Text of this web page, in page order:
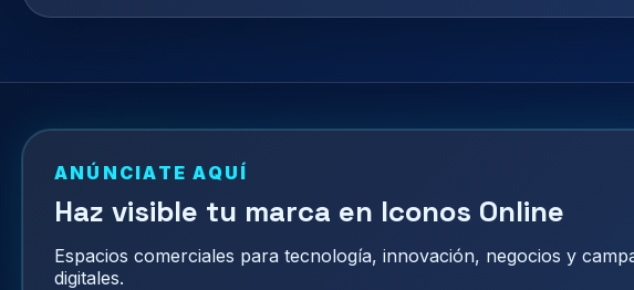
ANÚNCIATE AQUÍ
Haz visible tu marca en Iconos Online
Espacios comerciales para tecnología, innovación, negocios y
digitales.